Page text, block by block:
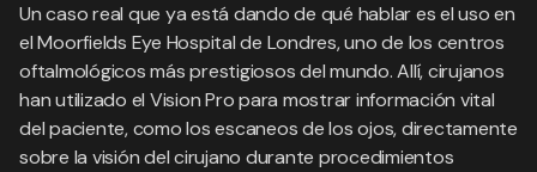
Un caso real que ya está dando de qué hablar es el uso en
el Moorfields Eye Hospital de Londres, uno de los centros
oftalmológicos más prestigiosos del mundo. Allí, cirujanos
han utilizado el Vision Pro para mostrar información vital
del paciente, como los escaneos de los ojos, directamente
sobre la visión del cirujano durante procedimientos